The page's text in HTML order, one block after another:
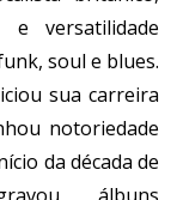
versatilidade
soul e blues.
sua carreira
notoriedade
da década de